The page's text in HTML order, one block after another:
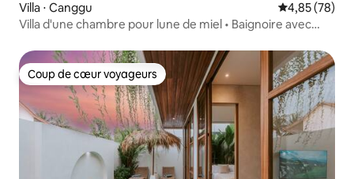
Villa ⋅ Canggu Évaluation
4,85 (78)
Villa d'une chambre pour lune de miel • Baignoire avec
Coup de cœur voyageurs
Coup de cœur voyageurs